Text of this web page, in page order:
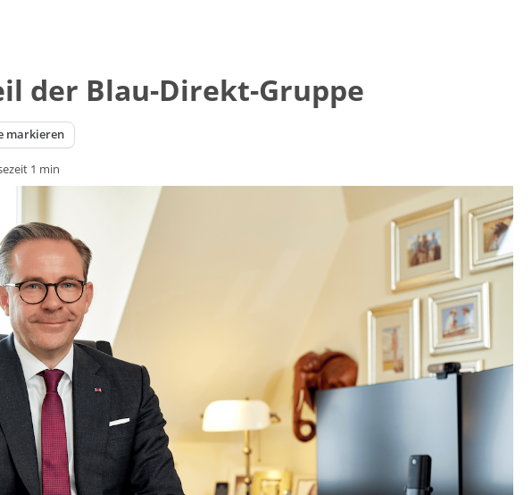
der Blau-Direkt-Gruppe
markieren
1 min